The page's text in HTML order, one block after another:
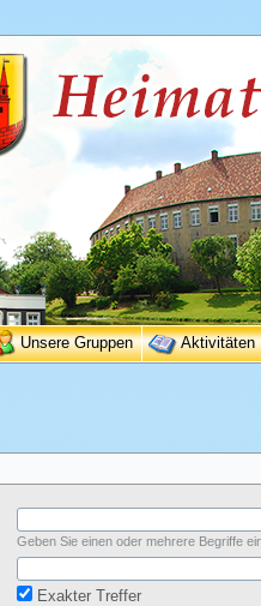
Unsere Gruppen Aktivitäten
Geben Sie einen oder mehrere Begriffe
Exakter Treffer